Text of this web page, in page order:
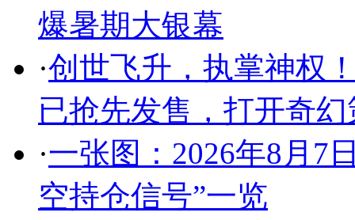
爆暑期大银幕
·创世飞升，执掌神权
已抢先发售，打开奇
·一张图：2026年8月7
空持仓信号”一览